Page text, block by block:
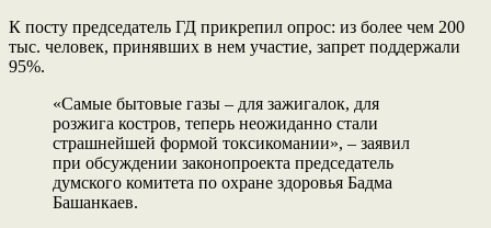
К посту председатель ГД прикрепил опрос: из более чем 200
тыс. человек, принявших в нем участие, запрет поддержали
95%.
«Самые бытовые газы – для зажигалок, для
розжига костров, теперь неожиданно стали
страшнейшей формой токсикомании», – заявил
при обсуждении законопроекта председатель
думского комитета по охране здоровья Бадма
Башанкаев.